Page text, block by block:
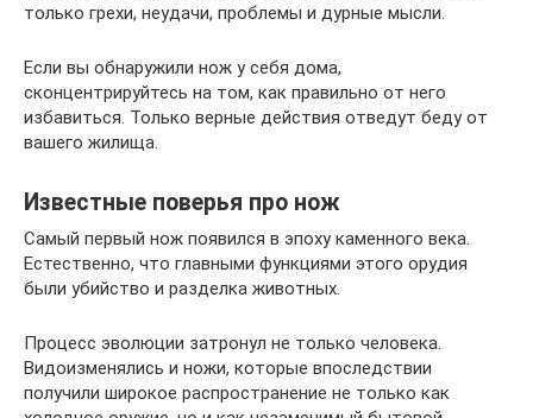
только грехи, неудачи, проблемы и дурные мысли.
Если вы обнаружили нож у себя дома,
сконцентрируйтесь на том, как правильно от него
избавиться. Только верные действия отведут беду от
вашего жилища.
Известные поверья про нож
Самый первый нож появился в эпоху каменного века.
Естественно, что главными функциями этого орудия
были убийство и разделка животных.
Процесс эволюции затронул не только человека.
Видоизменялись и ножи, которые впоследствии
получили широкое распространение не только как